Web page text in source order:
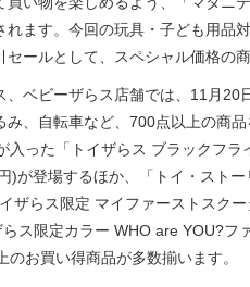
れます。今回の玩具・子ども用品
ールとして、スペシャル価格の
ベビーザらス店舗では、11月20
み、自転車など、700点以上の商
入った「トイザらス ブラックフ
)が登場するほか、「トイ・スト
ザらス限定 マイファーストスク
ス限定カラー WHO are YOU?フ
のお買い得商品が多数揃います。